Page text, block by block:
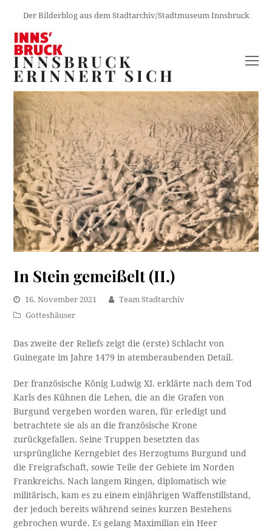
Der Bilderblog aus dem Stadtarchiv/Stadtmuseum Innsbruck
INNSBRUCK
ERINNERT SICH
In Stein gemeißelt (II.)
16. November 2021
Team Stadtarchiv
Gotteshäuser
Das zweite der Reliefs zeigt die (erste) Schlacht von
Guinegate im Jahre 1479 in atemberaubenden Detail.
Der französische König Ludwig XI. erklärte nach dem Tod
Karls des Kühnen die Lehen, die an die Grafen von
Burgund vergeben worden waren, für erledigt und
betrachtete sie als an die französische Krone
zurückgefallen. Seine Truppen besetzten das
ursprüngliche Kerngebiet des Herzogtums Burgund und
die Freigrafschaft, sowie Teile der Gebiete im Norden
Frankreichs. Nach langem Ringen, diplomatisch wie
militärisch, kam es zu einem einjährigen Waffenstillstand,
der jedoch bereits während seines kurzen Bestehens
gebrochen wurde. Es gelang Maximilian ein Heer